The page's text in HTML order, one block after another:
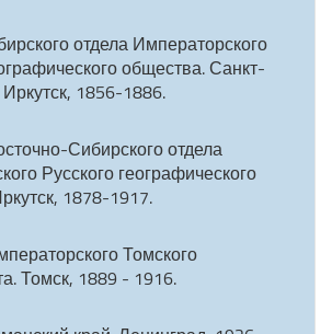
отдела Императорского
общества. Санкт-
1856-1886.
Сибирского отдела
Русского географического
1878-1917.
Томского
Томск, 1889 - 1916.